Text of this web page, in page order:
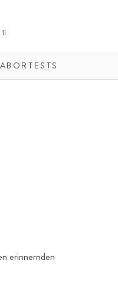
erinnernden